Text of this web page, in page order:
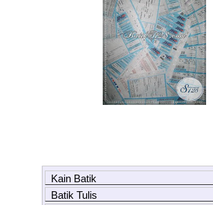
Kain Batik
Batik Tulis